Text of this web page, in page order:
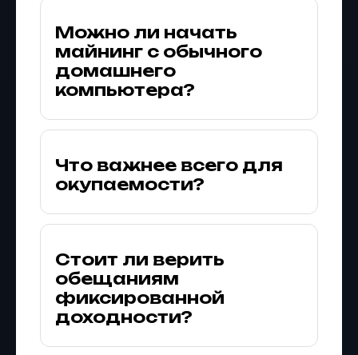
Можно ли начать
майнинг с обычного
домашнего
компьютера?
Что важнее всего для
окупаемости?
Стоит ли верить
обещаниям
фиксированной
доходности?